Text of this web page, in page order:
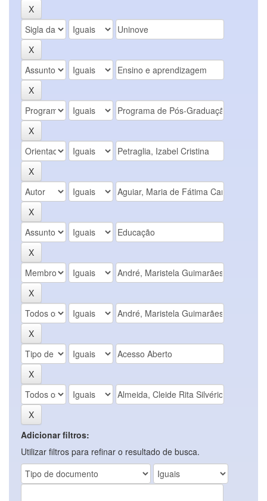
Adicionar filtros:
Utilizar filtros para refinar o resultado de busca.